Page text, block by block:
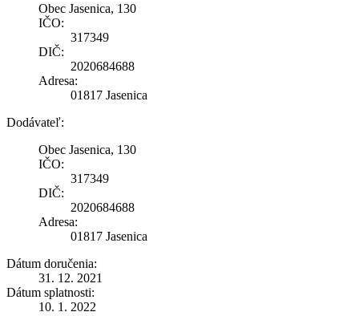
Obec Jasenica, 130
IČO:
317349
DIČ:
2020684688
Adresa:
01817 Jasenica
Dodávateľ:
Obec Jasenica, 130
IČO:
317349
DIČ:
2020684688
Adresa:
01817 Jasenica
Dátum doručenia:
31. 12. 2021
Dátum splatnosti:
10. 1. 2022